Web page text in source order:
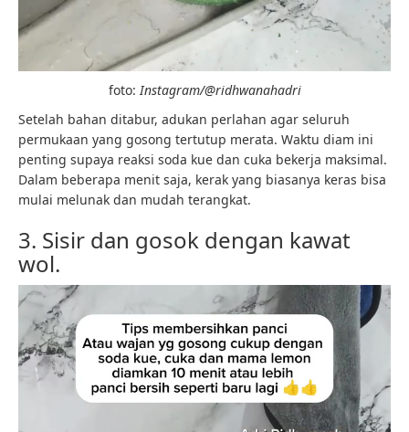
foto: Instagram/@ridhwanahadri
Setelah bahan ditabur, adukan perlahan agar seluruh
permukaan yang gosong tertutup merata. Waktu diam ini
penting supaya reaksi soda kue dan cuka bekerja maksimal.
Dalam beberapa menit saja, kerak yang biasanya keras bisa
mulai melunak dan mudah terangkat.
3. Sisir dan gosok dengan kawat
wol.